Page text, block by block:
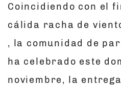
Coincidiendo con el
cálida racha de
, la comunidad de
ha celebrado este
noviembre, la